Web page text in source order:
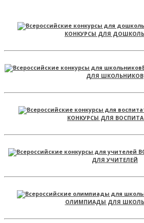
КОНКУРСЫ ДЛЯ
ДЛЯ ШКОЛЬНИКОВ
КОНКУРСЫ ДЛЯ
ДЛЯ УЧИТЕЛЕЙ
ОЛИМПИАДЫ ДЛЯ